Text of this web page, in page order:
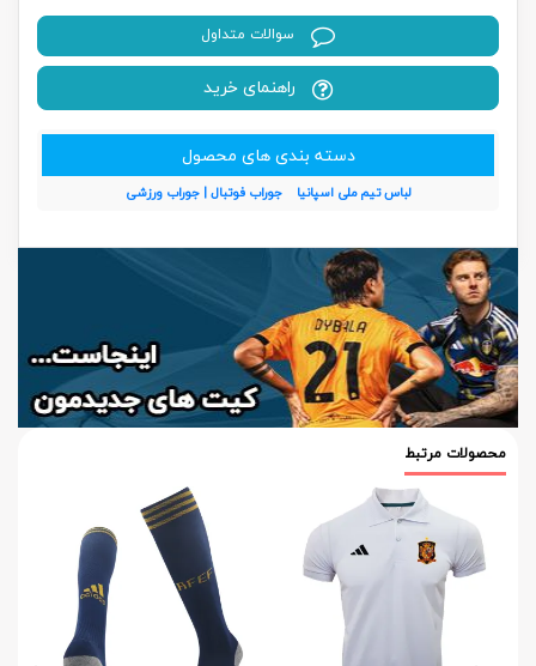
سوالات متداول
راهنمای خرید
دسته بندی های محصول
لباس تیم ملی اسپانیا جوراب فوتبال | جوراب ورزشی
محصولات مرتبط